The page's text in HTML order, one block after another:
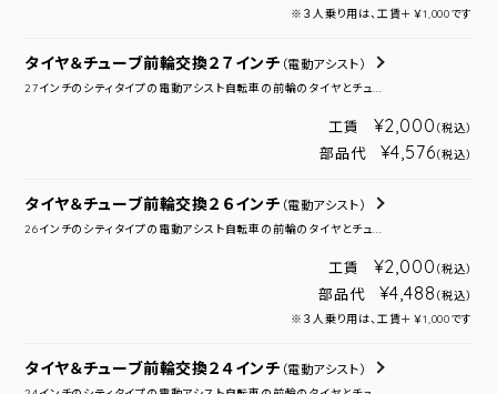
※３人乗り用は、工賃＋￥1,000です
タイヤ＆チューブ前輪交換２７インチ （電動アシスト）
27インチのシティタイプの電動アシスト自転車の前輪のタイヤとチュ...
工賃 ¥2,000 （税込）
部品代 ¥4,576（税込）
タイヤ＆チューブ前輪交換２６インチ （電動アシスト）
26インチのシティタイプの電動アシスト自転車の前輪のタイヤとチュ...
工賃 ¥2,000 （税込）
部品代 ¥4,488 （税込）
※３人乗り用は、工賃＋￥1,000です
タイヤ＆チューブ前輪交換２４インチ （電動アシスト）